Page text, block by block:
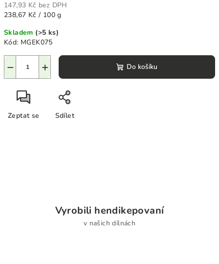
147,93 Kč bez DPH
Měrná
238,67 Kč / 100 g
Skladem (>5 ks)
Kód: MGEK075
+
− Do košíku
Zeptat se Sdílet
Vyrobili hendikepovaní
v našich dílnách